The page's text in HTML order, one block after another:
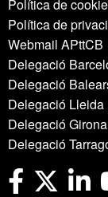
Política de
Política de
Webmail APttCB
Delegació
Delegació
Delegació Lleida
Delegació Girona
Delegació